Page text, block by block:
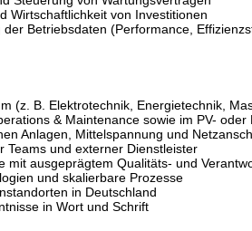
Wirtschaftlichkeit von Investitionen
Betriebsdaten (Performance,
(z. B. Elektrotechnik, Energietechnik,
& Maintenance sowie im PV- oder
Anlagen, Mittelspannung und
Teams und externer Dienstleister
mit ausgeprägtem Qualitäts- und
und skalierbare Prozesse
in Deutschland
in Wort und Schrift